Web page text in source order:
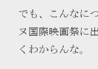
でも、こんなに
ヌ国際映画祭に
くわからんな。